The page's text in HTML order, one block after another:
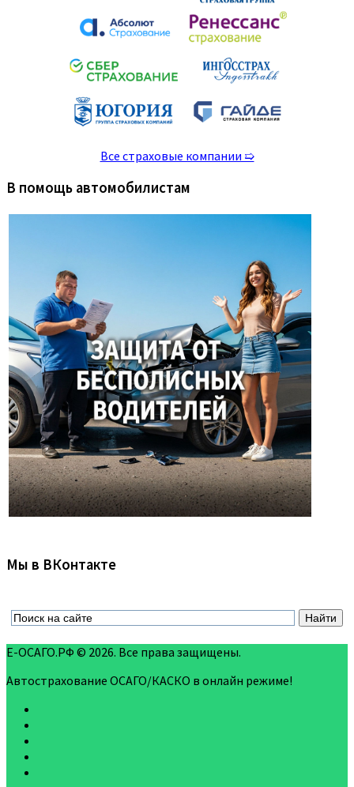
Все страховые компании ➯
В помощь автомобилистам
Мы в ВКонтакте
Е-ОСАГО.РФ © 2026. Все права защищены.
Автострахование ОСАГО/КАСКО в онлайн режиме!